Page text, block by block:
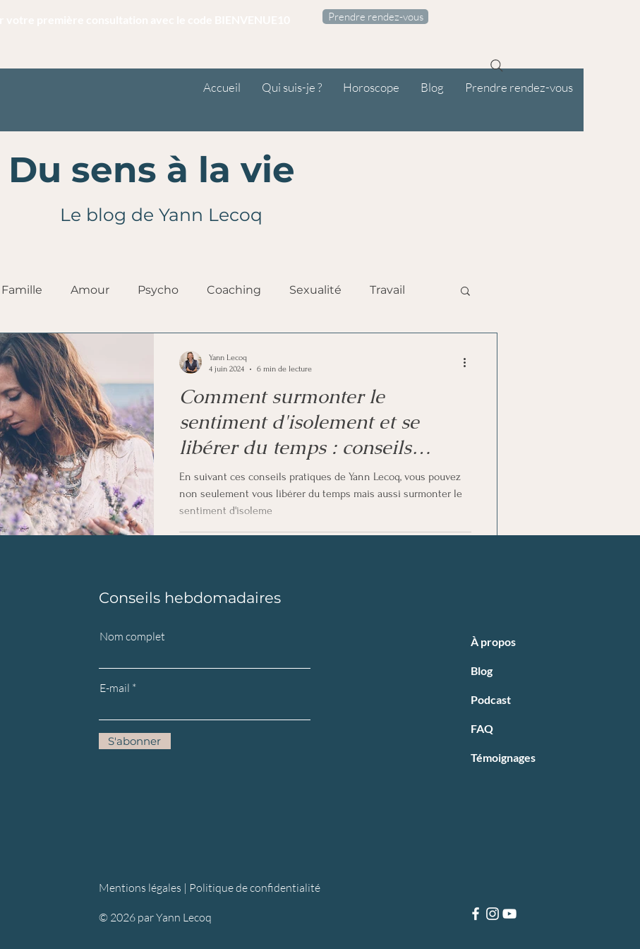
Prendre rendez-vous
Accueil Qui suis-je ? Horoscope Blog Prendre rendez-vous
Du sens à la vie
Le blog de Yann Lecoq
Famille Amour Psycho Coaching Sexualité Travail
neuro-libido
Comment surmonter le
sentiment d'isolement et se
libérer du temps : conseils
pratiques
En suivant ces conseils pratiques de Yann Lecoq, vous pouvez
non seulement vous libérer du temps mais aussi surmonter le
sentiment d'isoleme
Yann Lecoq
4 juin 2024
6 min de lecture
Conseils hebdomadaires
Nom complet
E-mail
S'abonner
Mentions légales | Politique de confidentialité
© 2026 par Yann Lecoq
À propos
Blog
Podcast
FAQ
Témoignages